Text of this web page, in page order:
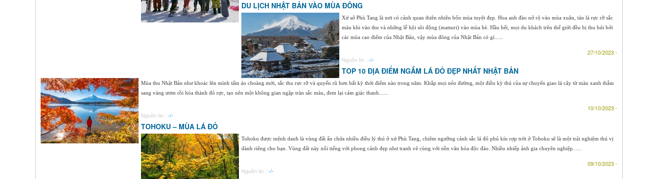
DU LỊCH NHẬT BẢN VÀO MÙA ĐÔNG
Xứ sở Phù Tang là nơi có cảnh quan thiên nhiên bốn mùa tuyệt đẹp. Hoa anh đào nở rộ vào mùa xuân, tán lá rực rỡ sắc
màu khi vào thu và những lễ hội sôi động (matsuri) vào mùa hè. Hầu hết, mọi du khách trên thế giới đều bị thu hút bởi
các mùa cao điểm của Nhật Bản, vậy mùa đông của Nhật Bản có gì......
27/10/2023 -
Nguồn tin : -/-
TOP 10 ĐỊA ĐIỂM NGẮM LÁ ĐỎ ĐẸP NHẤT NHẬT BẢN
Mùa thu Nhật Bản như khoác lên mình tấm áo choàng mới, sắc thu rực rỡ và quyến rũ hơn bất kỳ thời điểm nào trong năm. Khắp mọi nẻo đường, một điều kỳ thú của sự chuyển giao lá cây từ màu xanh thẫm
sang vàng ươm rồi hóa thành đỏ rực, tạo nên một không gian ngập tràn sắc màu, đem lại cảm giác thanh......
10/10/2023 -
Nguồn tin : -/-
TOHOKU – MÙA LÁ ĐỎ
Tohoku được mệnh danh là vùng đất ẩn chứa nhiều điều lý thú ở xứ Phù Tang, chiêm ngưỡng cảnh sắc lá đỏ phủ kín rợp trời ở Tohoku sẽ là một trải nghiệm thú vị
dành riêng cho bạn. Vùng đất này nổi tiếng với phong cảnh đẹp như tranh vẽ cùng với nền văn hóa độc đáo. Nhiều nhiếp ảnh gia chuyên nghiệp......
09/10/2023 -
Nguồn tin : -/-